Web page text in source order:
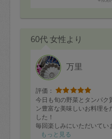
60代 女性より
万里
評価：
今日も旬の野菜とタンパク
ン豊富な美味しいお料理を
した！
毎回楽しみにいただいてい
次回もよろしくお願いいた
もっと見る